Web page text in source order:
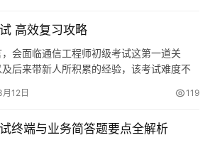
高效复习攻略
会面临通信工程师初级考试这第一道关
后来带新人所积累的经验，该考试难度不
12日 119
终端与业务简答题要点全解析